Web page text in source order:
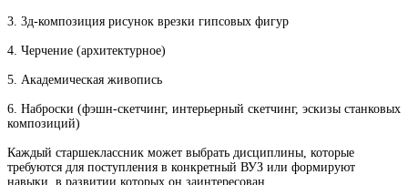
3. 3д-композиция рисунок врезки гипсовых фигур
4. Черчение (архитектурное)
5. Академическая живопись
6. Наброски (фэшн-скетчинг, интерьерный скетчинг, эскизы станковых
композиций)
Каждый старшеклассник может выбрать дисциплины, которые
требуются для поступления в конкретный ВУЗ или формируют
навыки, в развитии которых он заинтересован.